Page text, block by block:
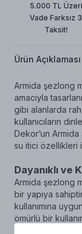
5.000 TL Üzeri
Vade Farksız 3
Taksit!
Ürün Açıklaması
Armida şezlong
amacıyla
gibi alanlarda
kullanıcıların
Dekor’un Armida
su itici özellikleri
Dayanıklı ve
Armida şezlong
bir yapıya
kullanımına
ömürlü bir